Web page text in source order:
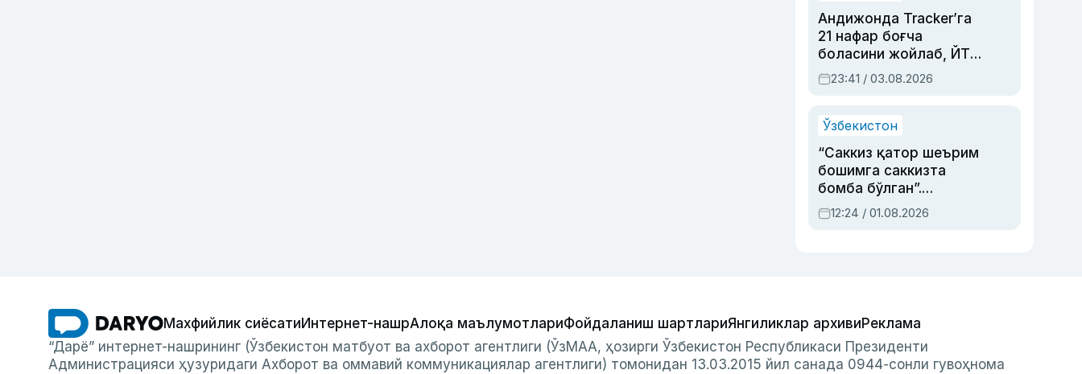
Андижонда Tracker’га
21 нафар боғча
боласини жойлаб, ЙТҲ
содир этган аёлга суд
ҳукми ўқилди
23:41 / 03.08.2026
Ўзбекистон
“Саккиз қатор шеърим
бошимга саккизта
бомба бўлган”.
Абдулла Ориповни
сиёсий айбловлардан
12:24 / 01.08.2026
Махфийлик сиёсатиИнтернет-нашрАлоқа маълумотлариФойдаланиш шартлариЯнгиликлар архивиРеклама
“Дарё” интернет-нашрининг (Ўзбекистон матбуот ва ахборот агентлиги (ЎзМАА, ҳозирги Ўзбекистон Республикаси Президенти
Администрацияси ҳузуридаги Ахборот ва оммавий коммуникациялар агентлиги) томонидан 13.03.2015 йил санада 0944-сонли гувоҳнома